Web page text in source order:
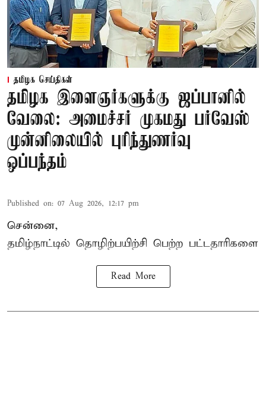
தமிழக செய்திகள்
தமிழக இளைஞர்களுக்கு ஜப்பானில்
வேலை: அமைச்சர் முகமது பர்வேஸ்
முன்னிலையில் புரிந்துணர்வு
ஒப்பந்தம்
Published on: 07 Aug 2026, 12:17 pm
சென்னை,
தமிழ்நாட்டில் தொழிற்பயிற்சி பெற்ற பட்டதாரிகளை
Read More